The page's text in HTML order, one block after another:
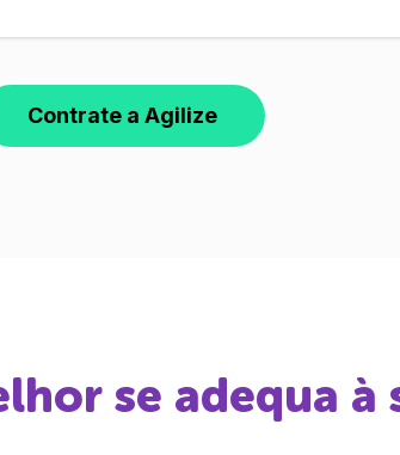
Contrate a Agilize
se adequa à